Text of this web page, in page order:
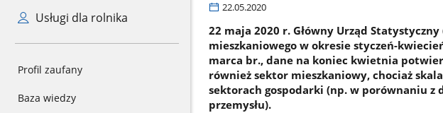
Usługi dla rolnika
Profil zaufany
Baza wiedzy
22.05.2020
22 maja 2020 r. Główny Urząd
mieszkaniowego w okresie styczeń-
marca br., dane na koniec kwietnia
również sektor mieszkaniowy, chociaż
sektorach gospodarki (np. w porównaniu
przemysłu).